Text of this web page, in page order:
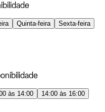
Quinta-feira
Sexta-feira
às 14:00
14:00 às 16:00